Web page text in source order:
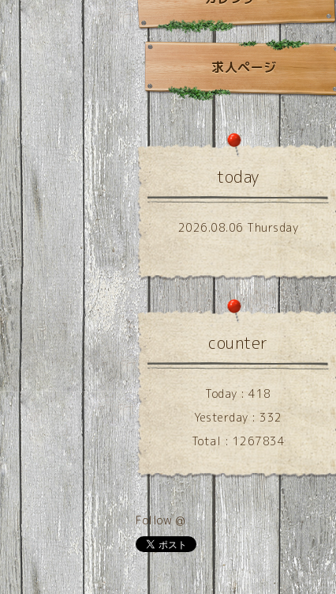
求人ページ
today
2026.08.06 Thursday
counter
Today :418
Yesterday :332
Total : 1267834
Follow @